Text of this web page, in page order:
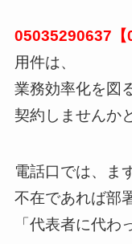
05035290637【
用件は、
業務効率化を図
契約しませんか
電話口では、ま
不在であれば部
「代表者に代わ